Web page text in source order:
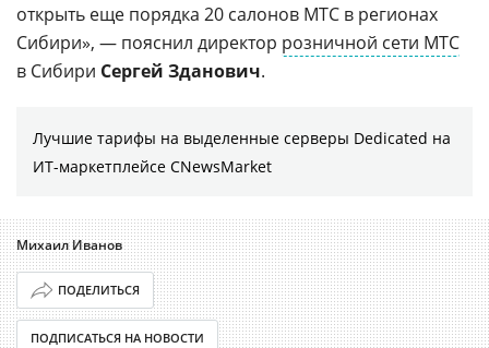
открыть еще порядка 20 салонов МТС в регионах
Сибири», — пояснил директор розничной сети МТС
в Сибири Сергей Зданович.
Лучшие тарифы на выделенные серверы Dedicated на
ИТ-маркетплейсе CNewsMarket
Михаил Иванов
ПОДЕЛИТЬСЯ
ПОДПИСАТЬСЯ НА НОВОСТИ